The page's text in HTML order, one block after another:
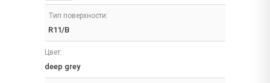
Тип поверхности:
R11/B
Цвет:
deep grey